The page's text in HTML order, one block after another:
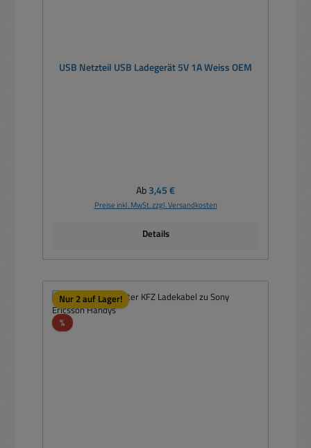
USB Netzteil USB Ladegerät 5V 1A Weiss OEM
Regulärer Preis:
Ab3,45 €
Preise inkl. MwSt. zzgl. Versandkosten
Details
Nur 2 auf Lager!
%Rabatt